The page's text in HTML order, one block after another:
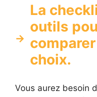
La
outils
choix.
Vous aurez besoin